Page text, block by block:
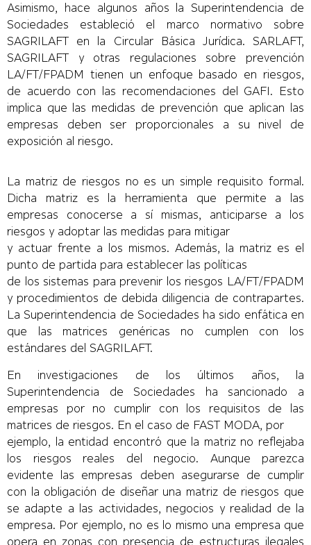
Asimismo, hace algunos años la Superintendencia de
Sociedades estableció el marco normativo sobre
SAGRILAFT en la Circular Básica Jurídica. SARLAFT,
SAGRILAFT y otras regulaciones sobre prevención
LA/FT/FPADM tienen un enfoque basado en riesgos,
de acuerdo con las recomendaciones del GAFI. Esto
implica que las medidas de prevención que aplican las
empresas deben ser proporcionales a su nivel de
exposición al riesgo.
La matriz de riesgos no es un simple requisito formal.
Dicha matriz es la herramienta que permite a las
empresas conocerse a sí mismas, anticiparse a los
riesgos y adoptar las medidas para mitigar
y actuar frente a los mismos. Además, la matriz es el
punto de partida para establecer las políticas
de los sistemas para prevenir los riesgos LA/FT/FPADM
y procedimientos de debida diligencia de contrapartes.
La Superintendencia de Sociedades ha sido enfática en
que las matrices genéricas no cumplen con los
estándares del SAGRILAFT.
En investigaciones de los últimos años, la
Superintendencia de Sociedades ha sancionado a
empresas por no cumplir con los requisitos de las
matrices de riesgos. En el caso de FAST MODA, por
ejemplo, la entidad encontró que la matriz no reflejaba
los riesgos reales del negocio. Aunque parezca
evidente las empresas deben asegurarse de cumplir
con la obligación de diseñar una matriz de riesgos que
se adapte a las actividades, negocios y realidad de la
empresa. Por ejemplo, no es lo mismo una empresa que
opera en zonas con presencia de estructuras ilegales